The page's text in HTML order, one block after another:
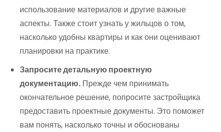
использование материалов и другие важные
аспекты. Также стоит узнать у жильцов о том,
насколько удобны квартиры и как они оценивают
планировки на практике.
Запросите детальную проектную
документацию. Прежде чем принимать
окончательное решение, попросите застройщика
предоставить проектные документы. Это поможет
вам понять, насколько точны и обоснованы